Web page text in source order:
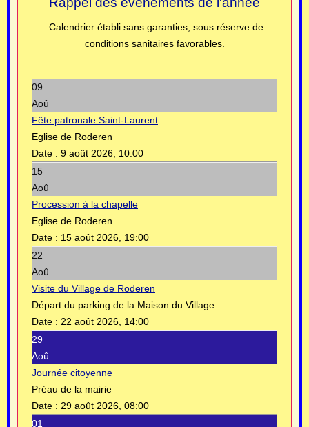
Calendrier établi sans garanties, sous réserve de
conditions sanitaires favorables.
09
Aoû
Fête patronale Saint-Laurent
Eglise de Roderen
Date : 9 août 2026, 10:00
15
Aoû
Procession à la chapelle
Eglise de Roderen
Date : 15 août 2026, 19:00
22
Aoû
Visite du Village de Roderen
Départ du parking de la Maison du Village.
Date : 22 août 2026, 14:00
29
Aoû
Journée citoyenne
Préau de la mairie
Date : 29 août 2026, 08:00
01